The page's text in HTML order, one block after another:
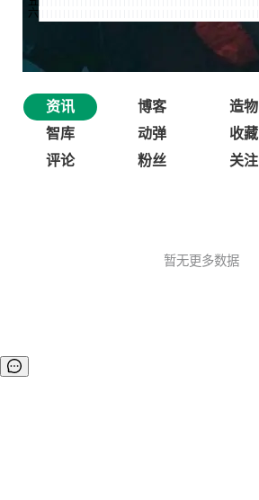
资讯 博客
造物
智库
动弹
收藏
评论
粉丝 关注
暂无更多数据